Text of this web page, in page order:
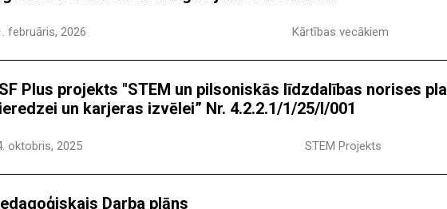
februāris, 2026 Kārtības vecākiem
Plus projekts "STEM un pilsoniskās līdzdalības norises
un karjeras izvēlei” Nr. 4.2.2.1/1/25/I/001
oktobris, 2025 STEM Projekts
Darba plāns